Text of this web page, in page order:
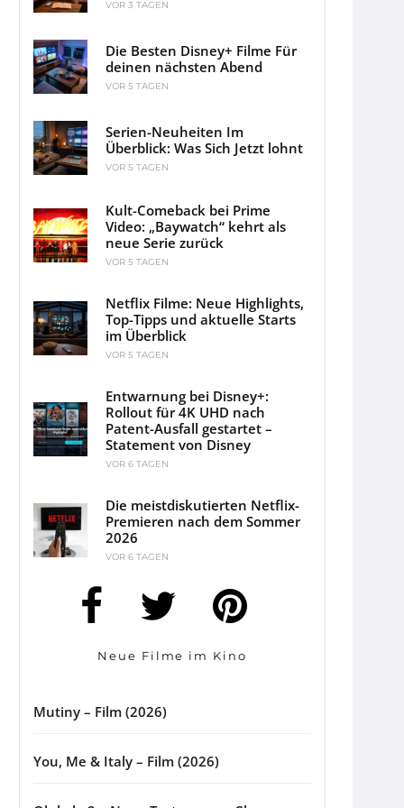
VOR 3 TAGEN
Die Besten Disney+ Filme Für
deinen nächsten Abend
VOR 5 TAGEN
Serien-Neuheiten Im
Überblick: Was Sich Jetzt lohnt
VOR 5 TAGEN
Kult-Comeback bei Prime
Video: „Baywatch“ kehrt als
neue Serie zurück
VOR 5 TAGEN
Netflix Filme: Neue Highlights,
Top-Tipps und aktuelle Starts
im Überblick
VOR 5 TAGEN
Entwarnung bei Disney+:
Rollout für 4K UHD nach
Patent-Ausfall gestartet –
Statement von Disney
VOR 6 TAGEN
Die meistdiskutierten Netflix-
Premieren nach dem Sommer
2026
VOR 6 TAGEN
Neue Filme im Kino
Mutiny – Film (2026)
You, Me & Italy – Film (2026)